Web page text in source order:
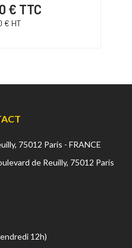
€ TTC
€ HT
75012 Paris - FRANCE
de Reuilly, 75012 Paris
12h)